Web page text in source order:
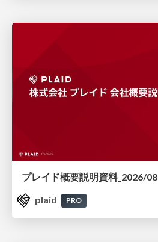
プレイド概要説明資料_2026/08
plaid
PRO